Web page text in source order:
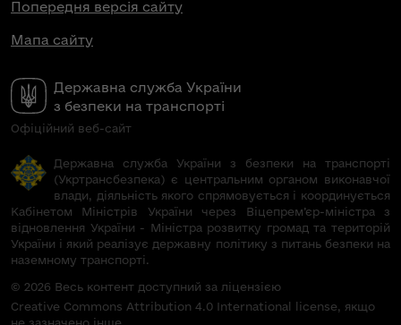
Державна служба України
з безпеки на транспорті
Офіційний веб-сайт
Попередня версія сайту
Мапа сайту
Державна служба України з безпеки на транспорті
(Укртрансбезпека) є центральним органом виконавчої
влади, діяльність якого спрямовується і координується
Кабінетом Міністрів України через Віцепрем’єр-міністра з
відновлення України - Міністра розвитку громад та територій
України і який реалізує державну політику з питань безпеки на
наземному транспорті.
© 2026 Весь контент доступний за ліцензією
Creative Commons Attribution 4.0 International license, якщо
не зазначено інше